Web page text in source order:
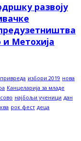
развоју
и Метохија
избори 2019 нова
Канцеларија за младе
најбољи ученици дан
рок фест деца